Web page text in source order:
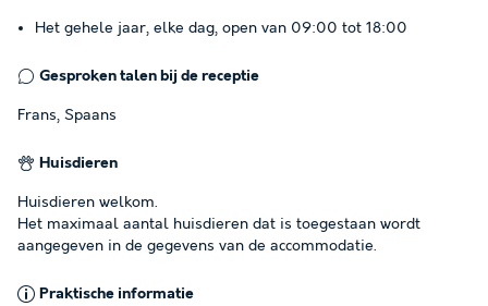
Het gehele jaar, elke dag, open van 09:00 tot 18:00
Gesproken talen bij de receptie
Frans, Spaans
Huisdieren
Huisdieren welkom.
Het maximaal aantal huisdieren dat is toegestaan wordt
aangegeven in de gegevens van de accommodatie.
Praktische informatie